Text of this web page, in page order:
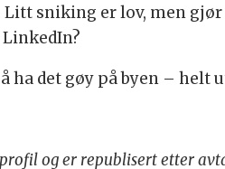
sniking er lov, men
ha det gøy på byen – helt
og er republisert etter